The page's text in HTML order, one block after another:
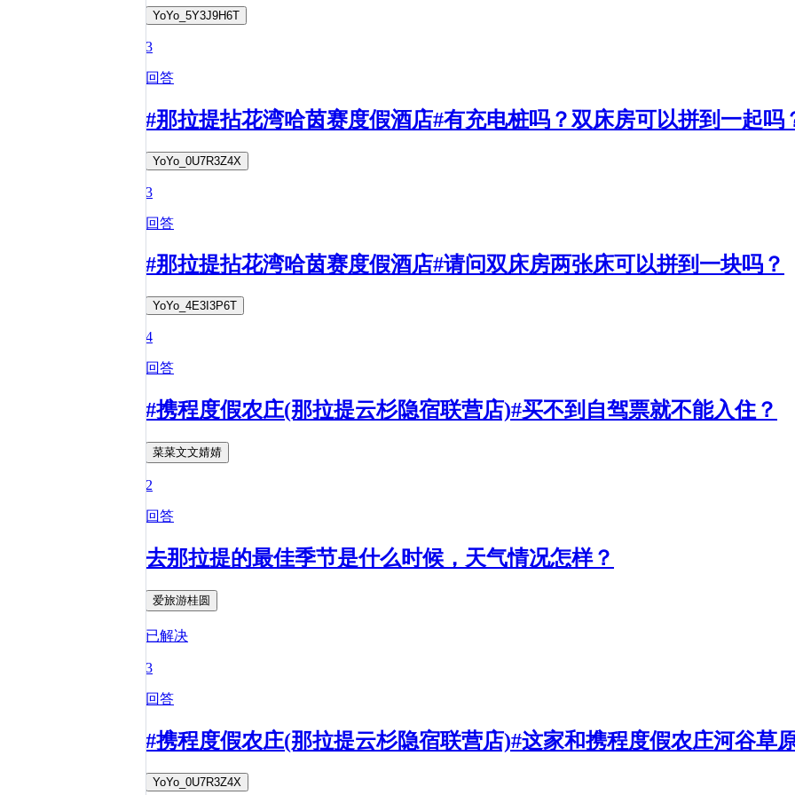
YoYo_5Y3J9H6T
3
回答
#那拉提拈花湾哈茵赛度假酒店#有充电桩吗？双床房可以拼到一起吗
YoYo_0U7R3Z4X
3
回答
#那拉提拈花湾哈茵赛度假酒店#请问双床房两张床可以拼到一块吗？
YoYo_4E3I3P6T
4
回答
#携程度假农庄(那拉提云杉隐宿联营店)#买不到自驾票就不能入住？
菜菜文文婧婧
2
回答
去那拉提的最佳季节是什么时候，天气情况怎样？
爱旅游桂圆
已解决
3
回答
#携程度假农庄(那拉提云杉隐宿联营店)#这家和携程度假农庄河谷草
YoYo_0U7R3Z4X